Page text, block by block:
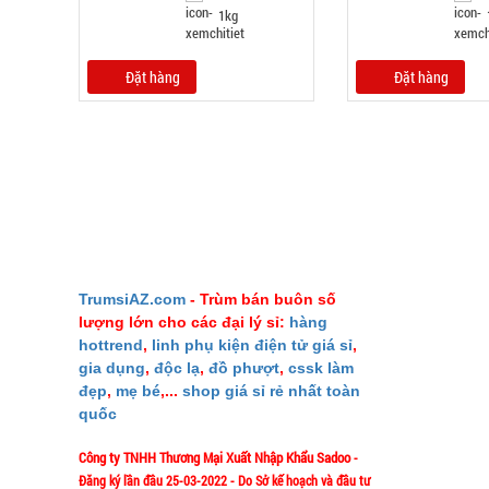
1kg
Đặt hàng Đặt hàng
TrumsiAZ.com - Trùm bán buôn số
lượng lớn cho các đại lý sỉ: hàng
hottrend, linh phụ kiện điện tử giá sỉ,
gia dụng, độc lạ, đồ phượt, cssk làm
đẹp, mẹ bé,... shop giá sỉ rẻ nhất toàn
quốc
Công ty TNHH Thương Mại Xuất Nhập Khẩu Sadoo-
Đăng ký lần đầu 25-03-2022 - Do Sở kế hoạch và đầu tư